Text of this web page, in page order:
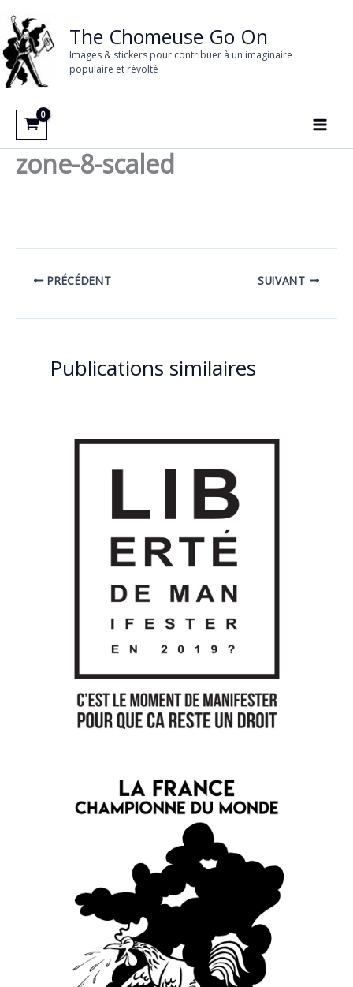
au
contenu
The Chomeuse Go On
Images & stickers pour contribuer à un imaginaire
populaire et révolté
zone-8-scaled
PRÉCÉDENT SUIVANT
Publications similaires